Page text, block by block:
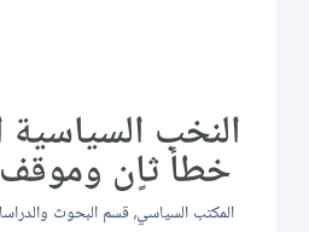
النخب السياسية
خطأ ثاٍن
المكتب السياسي, قسم البحوث